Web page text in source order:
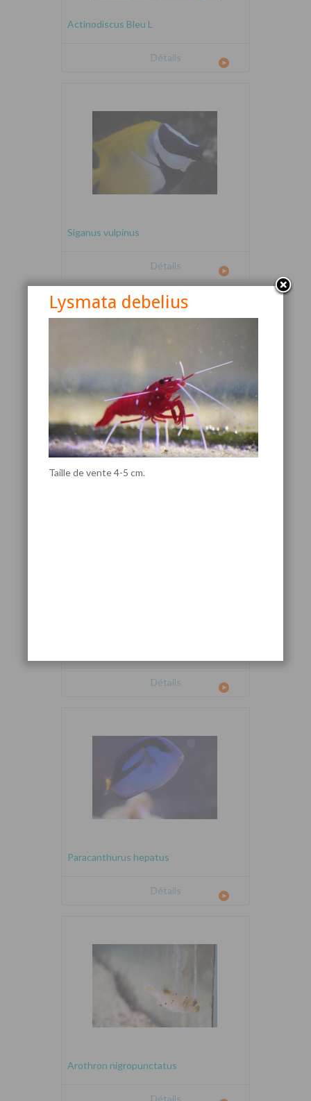
Actinodiscus Bleu L
Détails
Siganus vulpinus
Détails
Canthigaster valentini
Détails
Paracanthurus hepatus
Détails
Arothron nigropunctatus
Détails
Lysmata debelius
Taille de vente 4-5 cm.